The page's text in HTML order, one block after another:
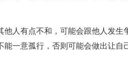
人有点不和，可能会跟他人发生
一意孤行，否则可能会做出让自